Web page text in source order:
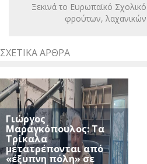
Ξεκινά το Ευρωπαϊκό
φρούτων, λαχανικών
ΣΧΕΤΙΚΆ ΆΡΘΡΑ
Γιώργος
Μαραγκόπουλος: Τα
Τρίκαλα
μετατρέπονται από
«έξυπνη πόλη» σε